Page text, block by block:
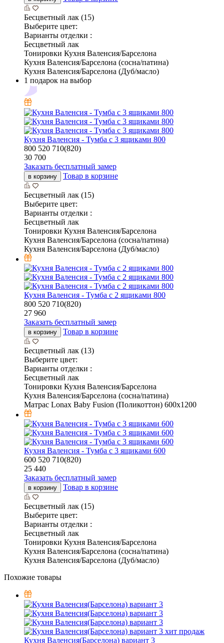
Бесцветный лак (15)
Выберите цвет:
Варианты отделки :
Бесцветный лак
Тонировки Кухня Валенсия/Барселона
Кухня Валенсия/Барселона (сосна/патина)
Кухня Валенсия/Барселона (Дуб/масло)
1 подарок на выбор
Кухня Валенсия - Тумба с 3 ящиками 800
800 520 710(820)
30 700
Заказать бесплатный замер
в корзину Товар в корзине
Бесцветный лак (15)
Выберите цвет:
Варианты отделки :
Бесцветный лак
Тонировки Кухня Валенсия/Барселона
Кухня Валенсия/Барселона (сосна/патина)
Кухня Валенсия/Барселона (Дуб/масло)
Кухня Валенсия - Тумба с 2 ящиками 800
800 520 710(820)
27 960
Заказать бесплатный замер
в корзину Товар в корзине
Бесцветный лак (13)
Выберите цвет:
Варианты отделки :
Бесцветный лак
Тонировки Кухня Валенсия/Барселона
Кухня Валенсия/Барселона (сосна/патина)
Матрас Lonax Baby Fusion (Поликоттон) 600х1200
Кухня Валенсия - Тумба с 3 ящиками 600
600 520 710(820)
25 440
Заказать бесплатный замер
в корзину Товар в корзине
Бесцветный лак (15)
Выберите цвет:
Варианты отделки :
Бесцветный лак
Тонировки Кухня Валенсия/Барселона
Кухня Валенсия/Барселона (сосна/патина)
Кухня Валенсия/Барселона (Дуб/масло)
Похожие товары
хит продаж
Кухня Валенсия(Барселона) вариант 3